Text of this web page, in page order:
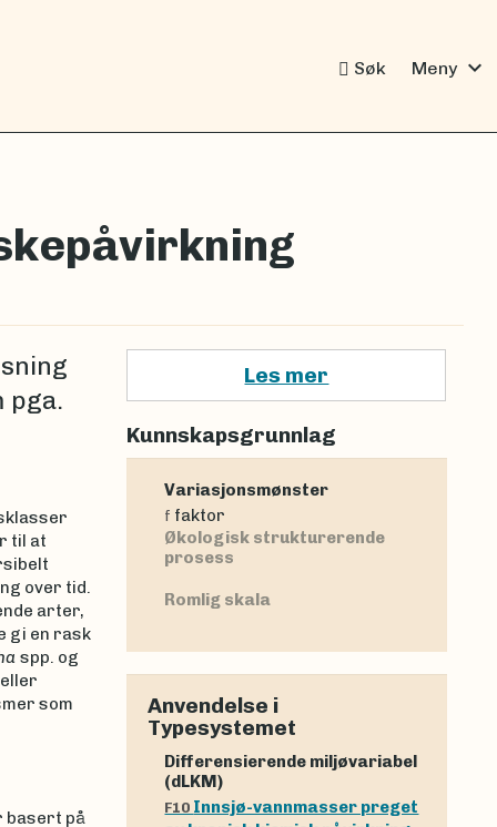
Søk Meny expand_more
pga.
til at
over tid.
arter,
gi en rask
spp. og
som
basert på
Les mer
Kunnskapsgrunnlag
Variasjonsmønster
f faktor
Økologisk strukturerende
prosess
Romlig skala
Anvendelse i
Typesystemet
Differensierende miljøvariabel
(dLKM)
F10 Innsjø-vannmasser preget